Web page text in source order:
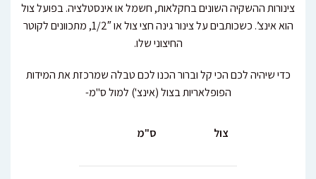
צינורות ההשקיה השונים בחקלאות, חשמל או אינסטלציה. בפועל צול
הוא אינצ’. כשכותבים על צינור גינה חצי צול או 1/2″, מתכוונים לקוטר
החיצוני שלו.
כדי שיהיה לכם הכי קל וברור הכנו לכם טבלה שמרכזת את המידות
הפופלאריות בצול (אינצ') למול ס"מ-
צול ס"מ